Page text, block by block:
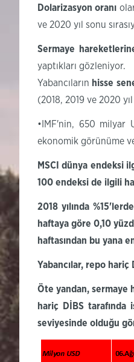
Dolarizasyon oranı
ve 2020 yıl sonu
Sermaye hareketlerine
yaptıkları gözleniyor.
Yabancıların hisse
(2018, 2019 ve 2020
•IMF'nin, 650 milyar
ekonomik görünüme
MSCI dünya endeksi
100 endeksi de ilgili
2018 yılında
haftaya göre0,10
haftasından bu yana
Yabancılar, repo hariç
Öte yandan, sermaye
hariç DİBS tarafında
seviyesinde olduğu